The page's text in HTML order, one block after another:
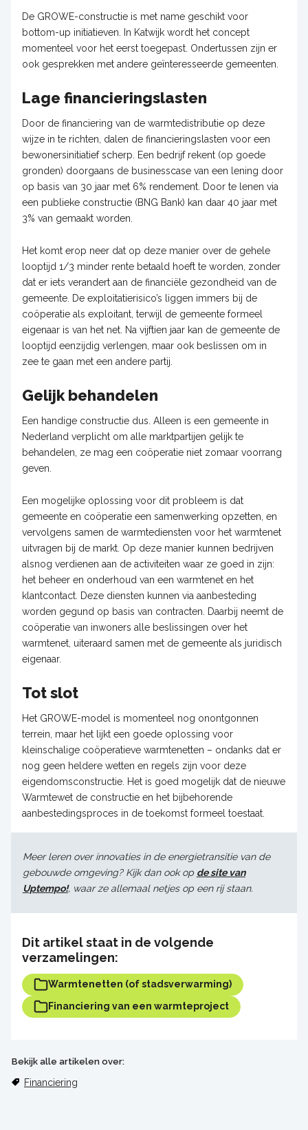
De GROWE-constructie is met name geschikt voor
bottom-up initiatieven. In Katwijk wordt het concept
momenteel voor het eerst toegepast. Ondertussen zijn er
ook gesprekken met andere geïnteresseerde gemeenten.
Lage financieringslasten
Door de financiering van de warmtedistributie op deze
wijze in te richten, dalen de financieringslasten voor een
bewonersinitiatief scherp. Een bedrijf rekent (op goede
gronden) doorgaans de businesscase van een lening door
op basis van 30 jaar met 6% rendement. Door te lenen via
een publieke constructie (BNG Bank) kan daar 40 jaar met
3% van gemaakt worden.
Het komt erop neer dat op deze manier over de gehele
looptijd 1/3 minder rente betaald hoeft te worden, zonder
dat er iets verandert aan de financiële gezondheid van de
gemeente. De exploitatierisico’s liggen immers bij de
coöperatie als exploitant, terwijl de gemeente formeel
eigenaar is van het net. Na vijftien jaar kan de gemeente de
looptijd eenzijdig verlengen, maar ook beslissen om in
zee te gaan met een andere partij.
Gelijk behandelen
Een handige constructie dus. Alleen is een gemeente in
Nederland verplicht om alle marktpartijen gelijk te
behandelen, ze mag een coöperatie niet zomaar voorrang
geven.
Een mogelijke oplossing voor dit probleem is dat
gemeente en coöperatie een samenwerking opzetten, en
vervolgens samen de warmtediensten voor het warmtenet
uitvragen bij de markt. Op deze manier kunnen bedrijven
alsnog verdienen aan de activiteiten waar ze goed in zijn:
het beheer en onderhoud van een warmtenet en het
klantcontact. Deze diensten kunnen via aanbesteding
worden gegund op basis van contracten. Daarbij neemt de
coöperatie van inwoners alle beslissingen over het
warmtenet, uiteraard samen met de gemeente als juridisch
eigenaar.
Tot slot
Het GROWE-model is momenteel nog onontgonnen
terrein, maar het lijkt een goede oplossing voor
kleinschalige coöperatieve warmtenetten – ondanks dat er
nog geen heldere wetten en regels zijn voor deze
eigendomsconstructie. Het is goed mogelijk dat de nieuwe
Warmtewet de constructie en het bijbehorende
aanbestedingsproces in de toekomst formeel toestaat.
Meer leren over innovaties in de energietransitie van de
gebouwde omgeving? Kijk dan ook op de site van
Uptempo!, waar ze allemaal netjes op een rij staan.
Dit artikel staat in de volgende
verzamelingen:
Warmtenetten (of stadsverwarming)
Financiering van een warmteproject
Bekijk alle artikelen over:
Financiering